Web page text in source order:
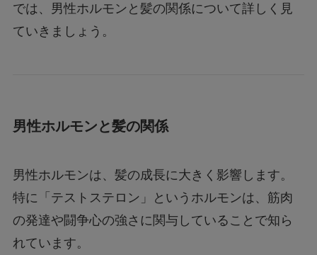
では、男性ホルモンと髪の関係について詳しく見
ていきましょう。
男性ホルモンと髪の関係
男性ホルモンは、髪の成長に大きく影響します。
特に「テストステロン」というホルモンは、筋肉
の発達や闘争心の強さに関与していることで知ら
れています。